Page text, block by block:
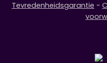
Tevredenheidsgarantie -